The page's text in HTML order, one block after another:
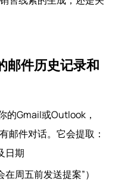
邮件历史记录和
的Gmail或Outlook，
邮件对话。它会提取：
日期
周五前发送提案”）